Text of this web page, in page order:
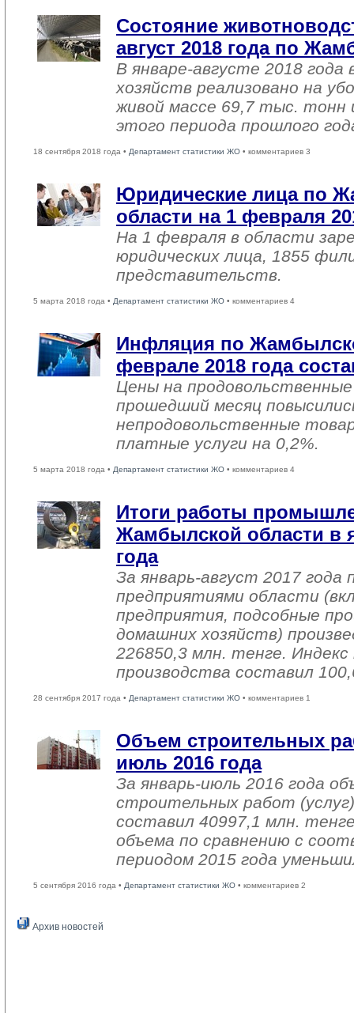
Состояние
август 2018 года по
В январе-августе 2018 года
хозяйств реализовано на
живой массе 69,7 тыс. тонн
этого периода прошлого
18 сентября 2018 года • Департамент статистики ЖО • комментариев 3
Юридические лица по
области на 1 февраля
На 1 февраля в области
юридических лица, 1855
представительств.
5 марта 2018 года • Департамент статистики ЖО • комментариев 4
Инфляция по
феврале 2018 года
Цены на
прошедший месяц
непродовольственные
платные услуги на 0,2%.
5 марта 2018 года • Департамент статистики ЖО • комментариев 4
Итоги работы
Жамбылской области в
года
За январь-август 2017
предприятиями области
предприятия, подсобные
домашних хозяйств)
226850,3 млн. тенге.
производства составил
28 сентября 2017 года • Департамент статистики ЖО • комментариев 1
Объем строительных
июль 2016 года
За январь-июль 2016 года
строительных работ
составил 40997,1 млн.
объема по сравнению с
периодом 2015 года
5 сентября 2016 года • Департамент статистики ЖО • комментариев 2
Архив новостей